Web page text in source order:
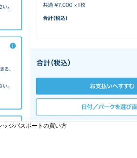
ッジパスポートの買い方